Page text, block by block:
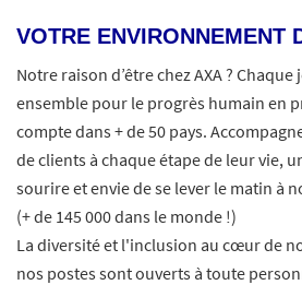
VOTRE ENVIRONNEMENT
Notre raison d’être chez AXA ?
ensemble pour le progrès humain en
compte dans + de 50 pays.
de clients à chaque étape de leur vie,
sourire et envie de se lever le matin à
(+ de 145 000 dans le monde !)
La diversité et l'inclusion au cœur de
nos postes sont ouverts à toute